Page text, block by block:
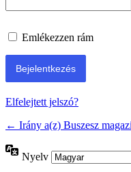
Emlékezzen rám
Elfelejtett jelszó?
← Irány a(z) Buszesz
Nyelv